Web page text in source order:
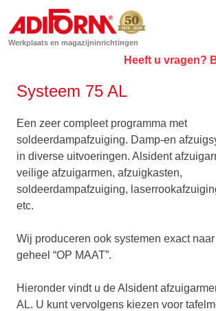
Werkplaats en magazijninrichtingen
Heeft u vragen?
Systeem 75 AL
Een zeer compleet programma met
soldeerdampafzuiging. Damp-en
in diverse uitvoeringen. Alsident
veilige afzuigarmen, afzuigkasten,
soldeerdampafzuiging,
etc.
Wij produceren ook systemen exact
geheel “OP MAAT”.
Hieronder vindt u de Alsident
AL. U kunt vervolgens kiezen voor